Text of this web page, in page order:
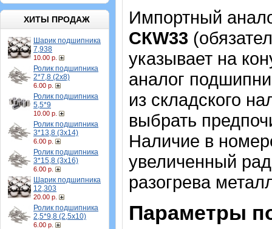
ХИТЫ ПРОДАЖ
Шарик подшипника
7,938
10.00 р.
Ролик подшипника
2*7,8 (2х8)
6.00 р.
Ролик подшипника
5,5*9
10.00 р.
Ролик подшипника
3*13,8 (3х14)
6.00 р.
Ролик подшипника
3*15,8 (3х16)
6.00 р.
Шарик подшипника
12,303
20.00 р.
Ролик подшипника
2,5*9,8 (2,5х10)
6.00 р.
Импортный
CКW33
указывает на
аналог
из складского
выбрать
Наличие в
увеличенный
разогрева
Параметры